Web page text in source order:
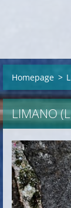
Homepage >
LIMANO